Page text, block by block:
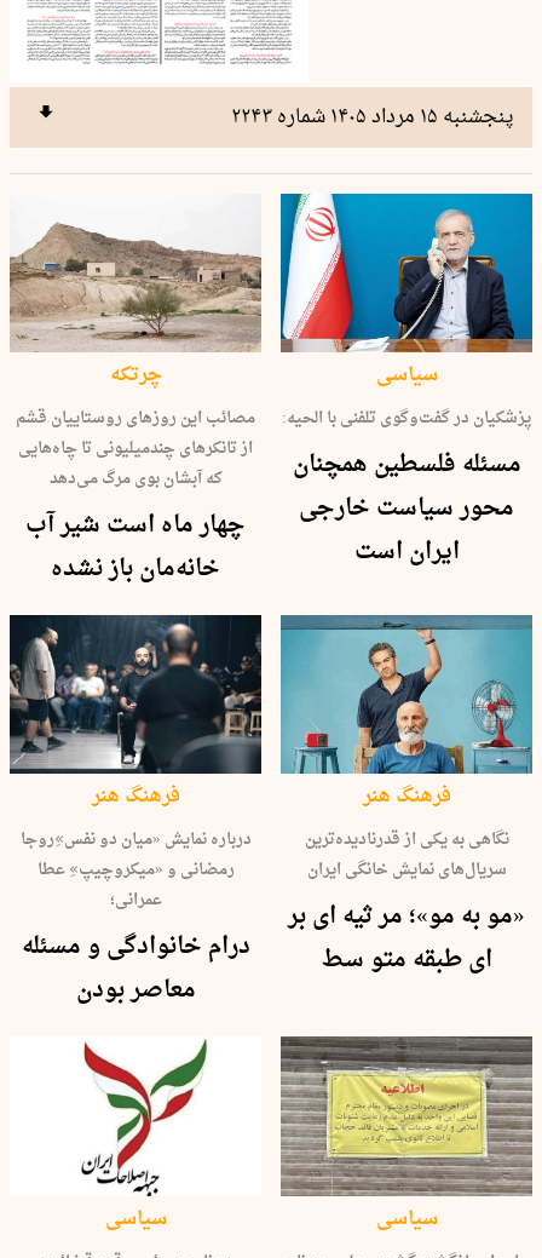
پنجشنبه ۱۵ مرداد ۱۴۰۵ شماره ۲۲۴۳
سیاسی
پزشکیان در گفت‌وگوی تلفنی با الحیه:
مسئله فلسطین همچنان
محور سیاست خارجی
ایران است
چرتکه
مصائب این روزهای روستاییان قشم
از تانکرهای چندمیلیونی تا چاه‌هایی
که آبشان بوی مرگ می‌دهد
چهار ماه است شیر آب
خانه‌مان باز نشده
فرهنگ هنر
نگاهی به یکی از قدرنادیده‌ترین
سریال‌های نمایش خانگی ایران
«مو به مو»؛ مر ثیه ای بر
ای طبقه متو سط
فرهنگ هنر
درباره نمایش «میان دو نفس»ِروجا
رمضانی و «میکروچیپ»ِ عطا
عمرانی؛
درام خانوادگی و مسئله
معاصر بودن
سیاسی سیاسی